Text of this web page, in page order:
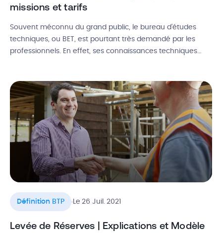
missions et tarifs
Souvent méconnu du grand public, le bureau d’études
techniques, ou BET, est pourtant très demandé par les
professionnels. En effet, ses connaissances techniques
bureau d’études BTP ? Quelles sont ses missions ? Quand
le solliciter ? Quel est le […]
Définition BTP .Le 26 Juil. 2021
Levée de Réserves | Explications et Modèle